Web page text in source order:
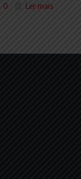
0 Ler mais